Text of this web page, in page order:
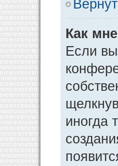
Как
Если
иногда